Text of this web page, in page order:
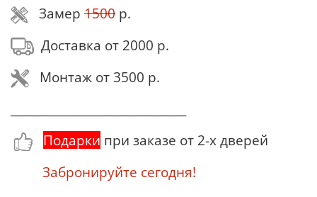
Замер 1500 р.
Доставка от 2000 р.
Монтаж от 3500 р.
Подарки при заказе от 2-х дверей
Забронируйте сегодня!